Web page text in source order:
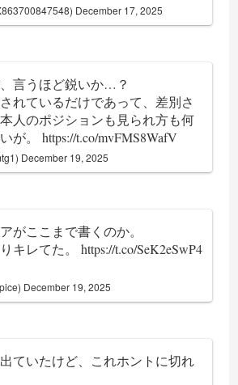
December 17, 2025
言うほど鋭いか…？
れているだけであって、差別さ
人のポジションも見られ方も何
が。https://t.co/mvFMS8WafV
December 19, 2025
がここまで書くのか。
キレてた。https://t.co/SeK2eSwP4
December 19, 2025
ていたけど、これホントに切れ